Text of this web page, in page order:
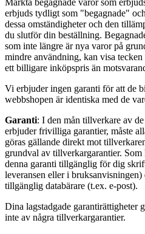
Märkta begagnade varor som
erbjuds tydligt som "begagnade"
dessa omständigheter och den
du slutför din beställning.
som inte längre är nya varor på
mindre användning, kan visa
ett billigare inköpspris än
Vi erbjuder ingen garanti för att de
webbshopen är identiska med de
Garanti: I den mån tillverkare av
erbjuder frivilliga garantier, måste
göras gällande direkt mot
grundval av tillverkargarantier. Som
denna garanti tillgänglig för dig
leveransen eller i bruksanvisningen)
tillgänglig databärare (t.ex. e-post).
Dina lagstadgade garantirättigheter
inte av några tillverkargarantier.